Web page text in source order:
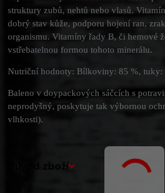
struktury zubů, nehtů nebo vlasů.
dobrý stav kůže, podporu hojení ran,
organismu. Vitamíny řady B, či hemové
vstřebatelnou formou tohoto minerálu.
Nutriční hodnoty: Bílkoviny: 85 %, tuky:
Baleno v doypackových sáčcích s
neprodyšný, poskytuje tak výbornou
vlhkosti).
Původ zboží